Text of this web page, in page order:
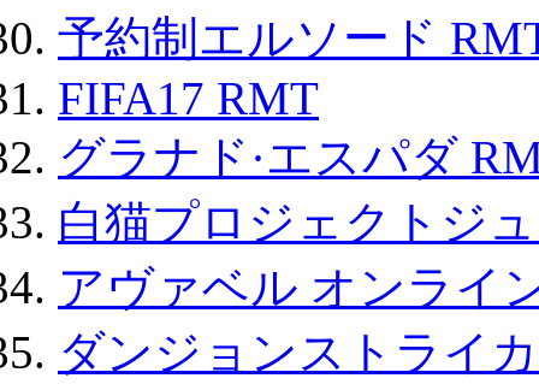
予約制エルソード
FIFA17 RMT
グラナド·エスパダ
白猫プロジェクトジ
アヴァベル オンライ
ダンジョンストライ